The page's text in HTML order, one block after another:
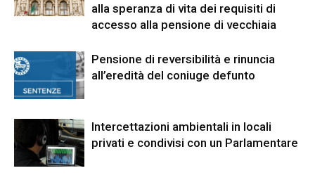
alla speranza di vita dei requisiti di
accesso alla pensione di vecchiaia
Pensione di reversibilità e rinuncia
all’eredità del coniuge defunto
Intercettazioni ambientali in locali
privati e condivisi con un Parlamentare